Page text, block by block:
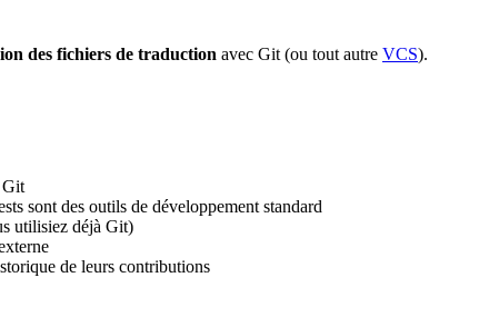
des fichiers de traduction avec Git (ou tout autre VCS).
Git
sont des outils de développement standard
utilisiez déjà Git)
de leurs contributions